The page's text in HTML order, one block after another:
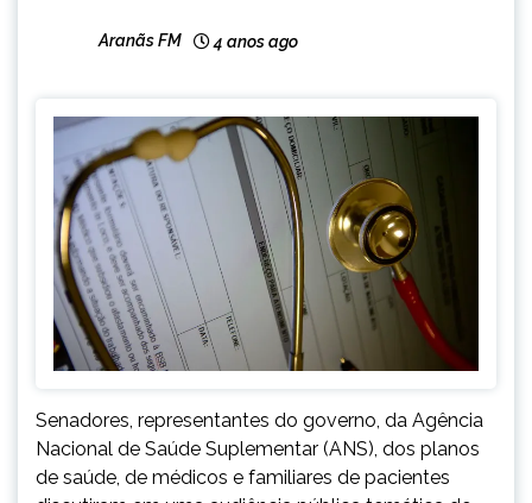
Aranãs FM 4 anos ago
Senadores, representantes do governo, da Agência
Nacional de Saúde Suplementar (ANS), dos planos
de saúde, de médicos e familiares de pacientes